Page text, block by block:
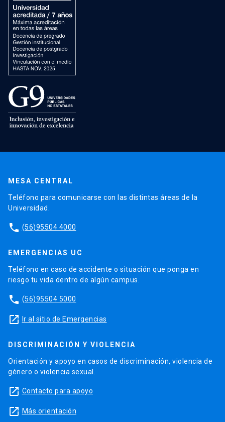
MESA CENTRAL
Teléfono para comunicarse con las distintas áreas de la
Universidad.
phone (56)95504 4000
EMERGENCIAS UC
Teléfono en caso de accidente o situación que ponga en
riesgo tu vida dentro de algún campus.
phone (56)95504 5000
launch Ir al sitio de Emergencias
DISCRIMINACIÓN Y VIOLENCIA
Orientación y apoyo en casos de discriminación, violencia de
género o violencia sexual.
launch Contacto para apoyo
launch Más orientación